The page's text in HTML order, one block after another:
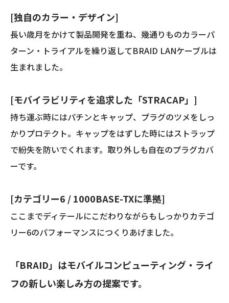
[独自のカラー・デザイン]
長い歳月をかけて製品開発を重ね、幾通りものカラーパ
ターン・トライアルを繰り返してBRAID LANケーブルは
生まれました。
[モバイラビリティを追求した「STRACAP」]
持ち運ぶ時にはパチンとキャップ、プラグのツメをしっ
かりプロテクト。キャップをはずした時にはストラップ
で紛失を防いでくれます。取り外しも自在のプラグカバ
ーです。
[カテゴリー6 / 1000BASE-TXに準拠]
ここまでディテールにこだわりながらもしっかりカテゴ
リー6のパフォーマンスにつくりあげました。
「BRAID」はモバイルコンピューティング・ライ
フの新しい楽しみ方の提案です。